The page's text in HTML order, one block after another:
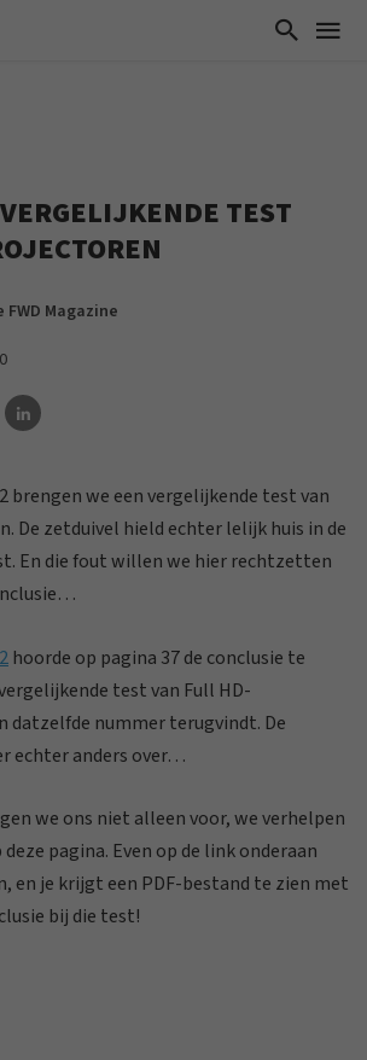
TEST
FWD Magazine
brengen we een vergelijkende test van
De zetduivel hield echter lelijk huis in de
En die fout willen we hier rechtzetten
hoorde op pagina 37 de conclusie te
test van Full HD-
datzelfde nummer terugvindt. De
echter anders over…
we ons niet alleen voor, we verhelpen
pagina. Even op de link onderaan
en je krijgt een PDF-bestand te zien met
bij die test!